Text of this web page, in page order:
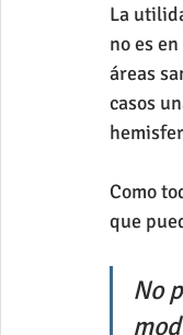
La
no es
áreas
casos
Como
que
No